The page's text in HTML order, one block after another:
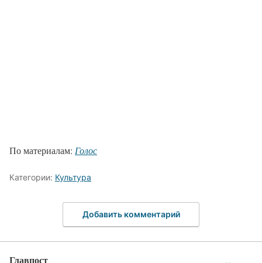
По материалам: Голос
Категории: Культура
Добавить комментарий
Главпост